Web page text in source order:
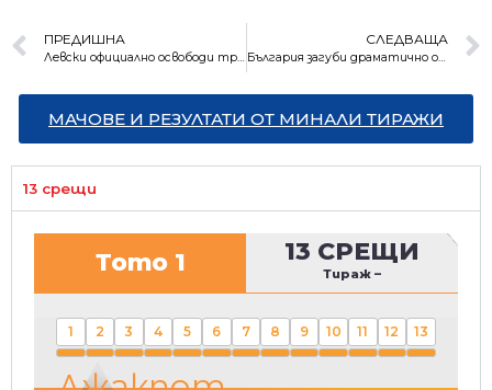
ПРЕДИШНА
Левски официално освободи треньора Живко Миланов
СЛЕДВАЩА
България загуби драматично от Германия на Евроволей
МАЧОВЕ И РЕЗУЛТАТИ ОТ МИНАЛИ ТИРАЖИ
13 срещи
Тото 1 13 СРЕЩИ
Тираж –
1 2 3 4 5 6 7 8 9 10 11 12 13